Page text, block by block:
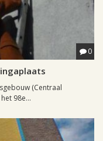
0
(Centraal
98e...